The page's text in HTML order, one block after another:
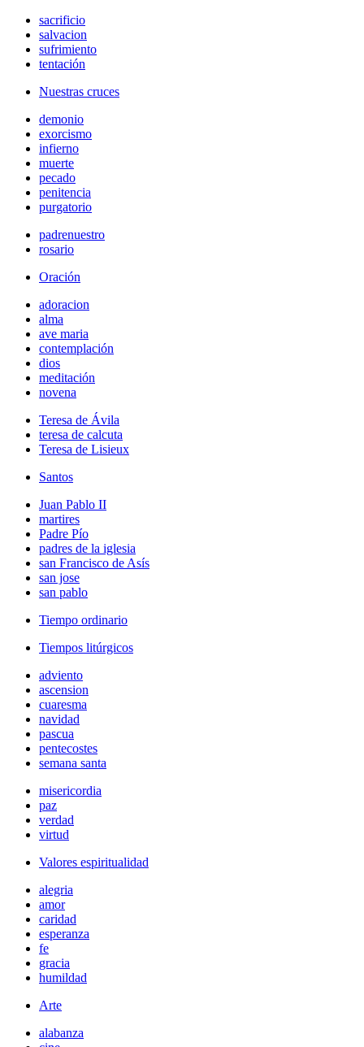
sacrificio
salvacion
sufrimiento
tentación
Nuestras cruces
demonio
exorcismo
infierno
muerte
pecado
penitencia
purgatorio
padrenuestro
rosario
Oración
adoracion
alma
ave maria
contemplación
dios
meditación
novena
Teresa de Ávila
teresa de calcuta
Teresa de Lisieux
Santos
Juan Pablo II
martires
Padre Pío
padres de la iglesia
san Francisco de Asís
san jose
san pablo
Tiempo ordinario
Tiempos litúrgicos
adviento
ascension
cuaresma
navidad
pascua
pentecostes
semana santa
misericordia
paz
verdad
virtud
Valores espiritualidad
alegria
amor
caridad
esperanza
fe
gracia
humildad
Arte
alabanza